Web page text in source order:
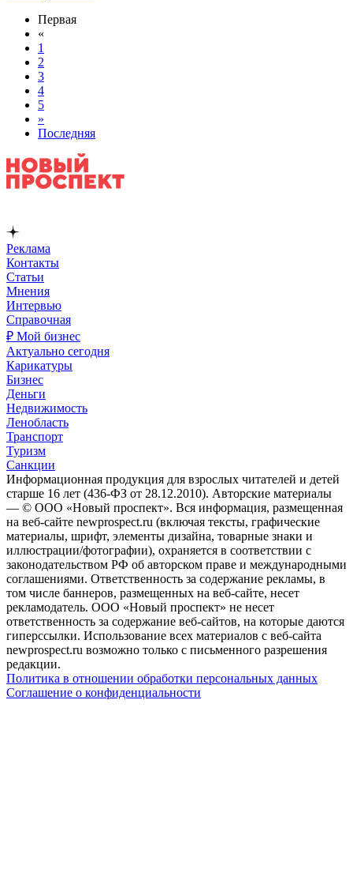
Первая
«
1
2
3
4
5
»
Последняя
Реклама
Контакты
Статьи
Мнения
Интервью
Справочная
₽ Мой бизнес
Актуально сегодня
Карикатуры
Бизнес
Деньги
Недвижимость
Ленобласть
Транспорт
Туризм
Санкции
Информационная продукция для взрослых читателей и детей
старше 16 лет (436-ФЗ от 28.12.2010). Авторские материалы
— © ООО «Новый проспект». Вся информация, размещенная
на веб-сайте newprospect.ru (включая тексты, графические
материалы, шрифт, элементы дизайна, товарные знаки и
иллюстрации/фотографии), охраняется в соответствии с
законодательством РФ об авторском праве и международными
соглашениями. Ответственность за содержание рекламы, в
том числе баннеров, размещенных на веб-сайте, несет
рекламодатель. ООО «Новый проспект» не несет
ответственность за содержание веб-сайтов, на которые даются
гиперссылки. Использование всех материалов с веб-сайта
newprospect.ru возможно только с письменного разрешения
редакции.
Политика в отношении обработки персональных данных
Соглашение о конфиденциальности